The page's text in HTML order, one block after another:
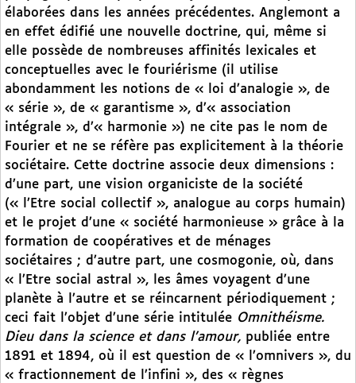
élaborées dans les années précédentes. Anglemont a
en effet édifié une nouvelle doctrine, qui, même si
elle possède de nombreuses affinités lexicales et
conceptuelles avec le fouriérisme (il utilise
abondamment les notions de « loi d’analogie », de
« série », de « garantisme », d’« association
intégrale », d’« harmonie ») ne cite pas le nom de
Fourier et ne se réfère pas explicitement à la théorie
sociétaire. Cette doctrine associe deux dimensions :
d’une part, une vision organiciste de la société
(« l’Etre social collectif », analogue au corps humain)
et le projet d’une « société harmonieuse » grâce à la
formation de coopératives et de ménages
sociétaires ; d’autre part, une cosmogonie, où, dans
« l’Etre social astral », les âmes voyagent d’une
planète à l’autre et se réincarnent périodiquement ;
ceci fait l’objet d’une série intitulée Omnithéisme.
Dieu dans la science et dans l’amour, publiée entre
1891 et 1894, où il est question de « l’omnivers », du
« fractionnement de l’infini », des « règnes